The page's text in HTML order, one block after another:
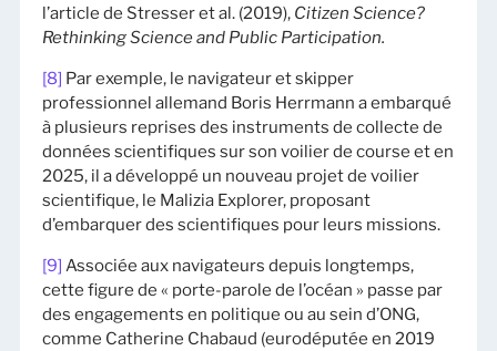
l’article de Stresser et al. (2019), Citizen Science?
Rethinking Science and Public Participation.
[8] Par exemple, le navigateur et skipper
professionnel allemand Boris Herrmann a embarqué
à plusieurs reprises des instruments de collecte de
données scientifiques sur son voilier de course et en
2025, il a développé un nouveau projet de voilier
scientifique, le Malizia Explorer, proposant
d’embarquer des scientifiques pour leurs missions.
[9] Associée aux navigateurs depuis longtemps,
cette figure de « porte-parole de l’océan » passe par
des engagements en politique ou au sein d’ONG,
comme Catherine Chabaud (eurodéputée en 2019